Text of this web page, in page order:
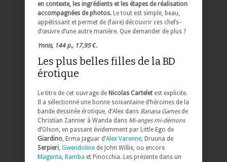
en contexte, les ingrédients et les étapes de réalisation
accompagnées de photos. Le tout est simple, beau,
appétissant et permet de (faire) découvrir ces chefs-
d’œuvre d’une autre manière. Que demander de plus ?
Ynnis, 144 p., 17,95 €.
Les plus belles filles de la BD
érotique
Le titre de cet ouvrage de Nicolas Cartelet est explicite.
Il a sélectionné une bonne soixantaine d’héroïnes de la
bande dessinée érotique, d’Alex dans Banana Gamesde
Christian Zannier à Wanda dans Mi-anges mi-démons
d’Olson, en passant évidemment par Little Ego de
Giardino, Erma Jaguar d’Alex Varenne, Druuna de
Serpieri, Gwendoline de John Willie, ou encore
Magenta, Ramba et Pinocchia. Les présente dans un